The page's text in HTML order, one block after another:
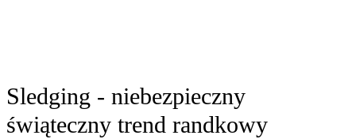
Sledging - niebezpieczny
świąteczny trend randkowy